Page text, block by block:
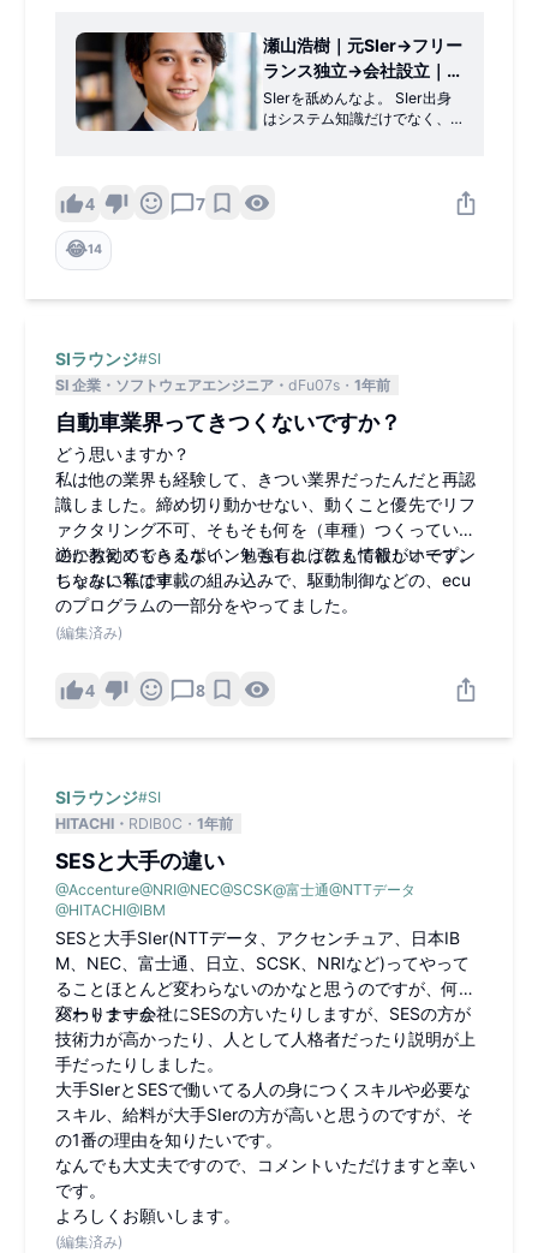
瀬山浩樹｜元SIer→フリー
ランス独立→会社設立｜
AI×業務改善の法人社長
(@SEyama_Free) on X
SIerを舐めんなよ。 SIer出身
はシステム知識だけでなく、
せている。 そういったスキル
4 7
😂14
SIラウンジ#SI
SI 企業
ソフトウェアエンジニア dFu07s 1年前
自動車業界ってきつくないですか？
どう思いますか？
私は他の業界も経験して、きつい業界だったんだと再認
識しました。締め切り動かせない、動くこと優先でリフ
ァクタリング不可、そもそも何を（車種）つくっている
のか教えてもらえない、勉強しようにも情報がオープン
じゃない等です。
逆にお勧めできるポイントも有れば教えて欲しいです。
ちなみに私は車載の組み込みで、駆動制御などの、ecu
のプログラムの一部分をやってました。
(編集済み)
4 8
SIラウンジ#SI
HITACHI
RDIB0C 1年前
SESと大手の違い
@Accenture@NRI@NEC@SCSK@富士通@NTTデータ
@HITACHI@IBM
SESと大手SIer(NTTデータ、アクセンチュア、日本IB
M、NEC、富士通、日立、SCSK、NRIなど)ってやって
ることほとんど変わらないのかなと思うのですが、何が
変わりますか？
パートナー会社にSESの方いたりしますが、SESの方が
技術力が高かったり、人として人格者だったり説明が上
手だったりしました。
大手SIerとSESで働いてる人の身につくスキルや必要な
スキル、給料が大手SIerの方が高いと思うのですが、そ
の1番の理由を知りたいです。
なんでも大丈夫ですので、コメントいただけますと幸い
です。
よろしくお願いします。
(編集済み)